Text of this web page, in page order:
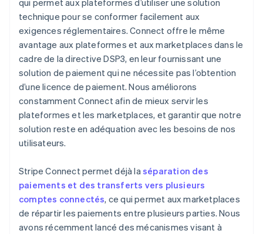
technique pour se conformer facilement aux
exigences réglementaires. Connect offre le même
avantage aux plateformes et aux marketplaces dans le
cadre de la directive DSP3, en leur fournissant une
solution de paiement qui ne nécessite pas l’obtention
d’une licence de paiement. Nous améliorons
constamment Connect afin de mieux servir les
plateformes et les marketplaces, et garantir que notre
solution reste en adéquation avec les besoins de nos
utilisateurs.
Stripe Connect permet déjà la séparation des
paiements et des transferts vers plusieurs
comptes connectés, ce qui permet aux marketplaces
de répartir les paiements entre plusieurs parties. Nous
avons récemment lancé des mécanismes visant à